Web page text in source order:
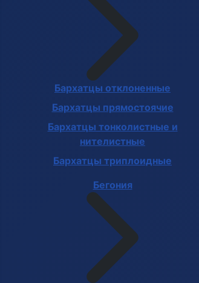
Бархатцы отклоненные
Бархатцы прямостоячие
Бархатцы тонколистные и
нителистные
Бархатцы триплоидные
Бегония